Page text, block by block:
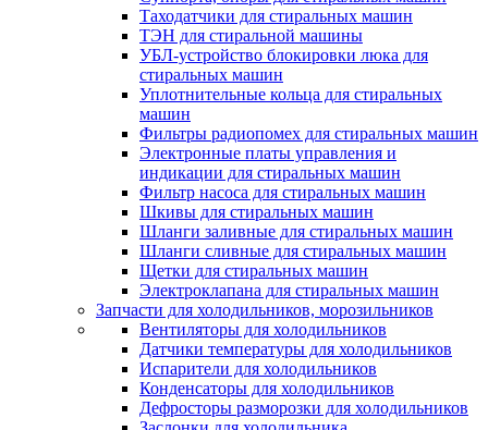
Таходатчики для стиральных машин
ТЭН для стиральной машины
УБЛ-устройство блокировки люка для
стиральных машин
Уплотнительные кольца для стиральных
машин
Фильтры радиопомех для стиральных машин
Электронные платы управления и
индикации для стиральных машин
Фильтр насоса для стиральных машин
Шкивы для стиральных машин
Шланги заливные для стиральных машин
Шланги сливные для стиральных машин
Щетки для стиральных машин
Электроклапана для стиральных машин
Запчасти для холодильников, морозильников
Вентиляторы для холодильников
Датчики температуры для холодильников
Испарители для холодильников
Конденсаторы для холодильников
Дефросторы разморозки для холодильников